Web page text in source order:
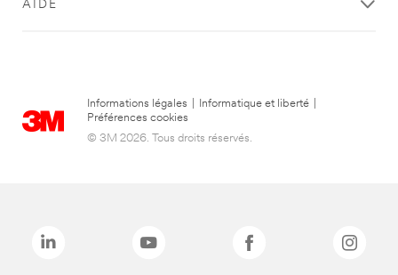
AIDE
Informations légales Informatique et liberté
Préférences cookies
© 3M 2026. Tous droits réservés.